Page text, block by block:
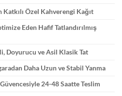
Katkılı Özel Kahverengi Kağıt
Eden Hafif Tatlandırılmış
Doyurucu ve Asil Klasik Tat
Daha Uzun ve Stabil Yanma
24-48 Saatte Teslim